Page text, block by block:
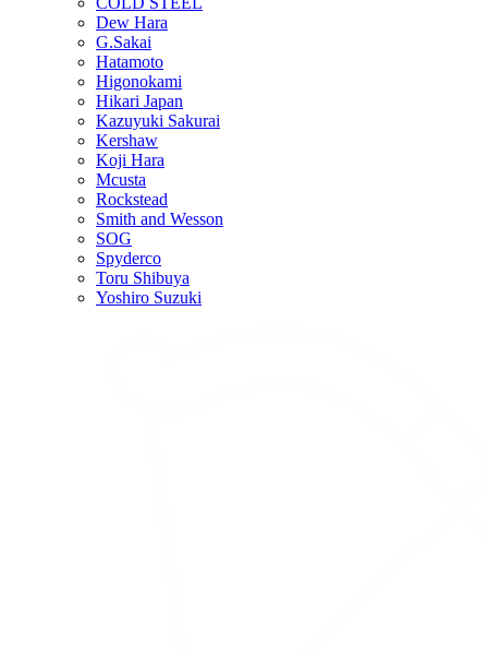
Dew Hara
G.Sakai
Hatamoto
Higonokami
Hikari Japan
Kazuyuki Sakurai
Kershaw
Koji Hara
Mcusta
Rockstead
Smith and Wesson
SOG
Spyderco
Toru Shibuya
Yoshiro Suzuki